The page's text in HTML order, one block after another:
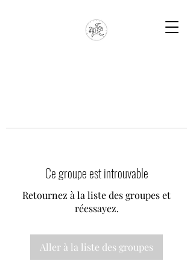
Ce groupe est introuvable
Retournez à la liste des groupes et
réessayez.
Aller à la liste des groupes